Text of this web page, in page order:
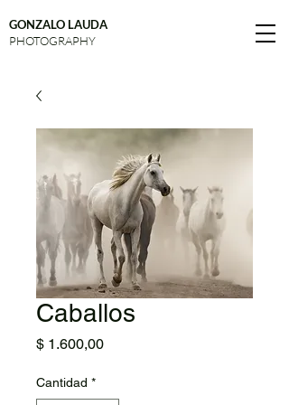
GONZALO LAUDA
PHOTOGRAPHY
Caballos
$ 1.600,00Precio
Cantidad *